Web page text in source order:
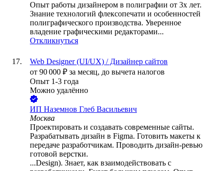
Опыт работы дизайнером в полиграфии от 3х лет.
Знание технологий флексопечати и особенностей
полиграфического производства. Уверенное
владение графическими редакторами...
Откликнуться
Web Designer (UI/UX) / Дизайнер сайтов
от 90 000 ₽ за месяц, до вычета налогов
Опыт 1-3 года
Можно удалённо
ИП Наземнов Глеб Васильевич
Москва
Проектировать и создавать современные сайты.
Разрабатывать дизайн в Figma. Готовить макеты к
передаче разработчикам. Проводить дизайн-ревью
готовой верстки.
...Design). Знает, как взаимодействовать с